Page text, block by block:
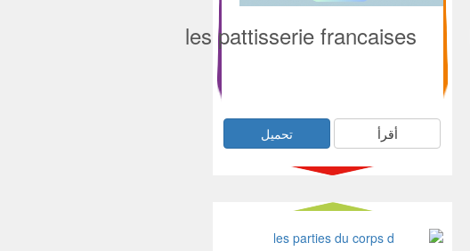
les pattisserie francaises
أقرأ تحميل